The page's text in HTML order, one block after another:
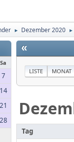
► Dezember 2020 ►
Sa
7
14
21
28
«
LISTE MONAT
Tag